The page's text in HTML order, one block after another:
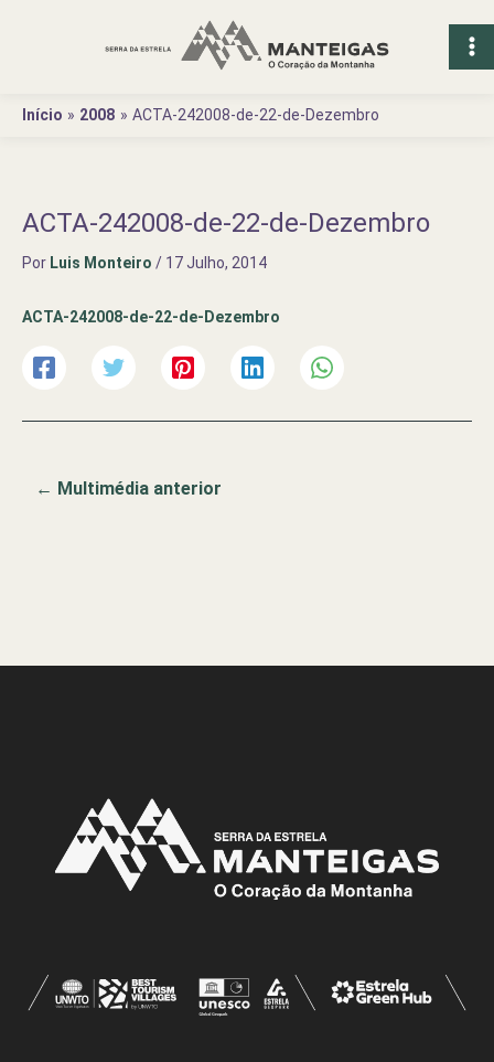
Início
2008 ACTA-242008-de-22-de-Dezembro
ACTA-242008-de-22-de-Dezembro
Por Luis Monteiro / 17 Julho, 2014
ACTA-242008-de-22-de-Dezembro
← Multimédia anterior